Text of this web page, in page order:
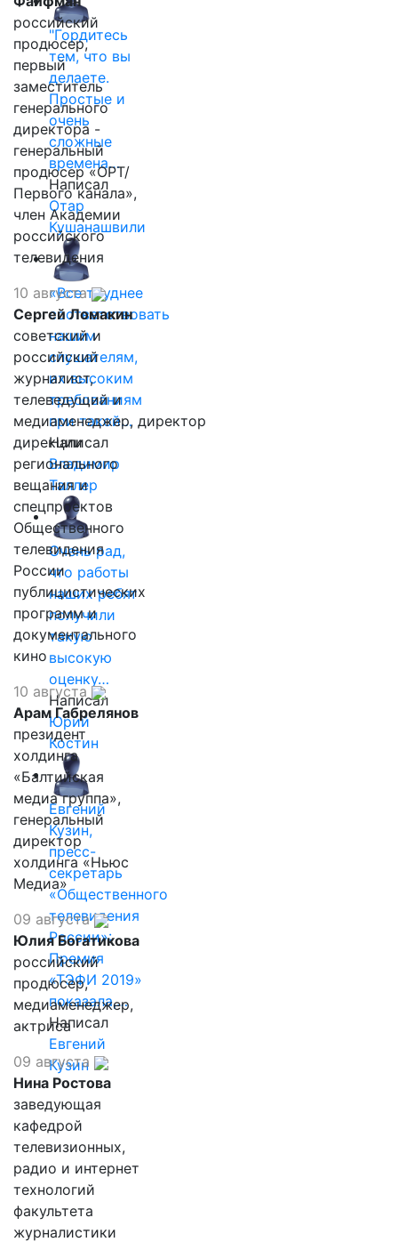
"Гордитесь
тем, что вы
делаете.
Простые и
очень
сложные
времена…
Написал
Отар
Кушанашвили
«Все труднее
соответствовать
нашим
слушателям,
их высоким
требованиям
при такой…
Написал
Владимир
Таллер
Очень рад,
что работы
наших ребят
получили
такую
высокую
оценку…
Написал
Юрий
Костин
Евгений
Кузин,
пресс-
секретарь
«Общественного
телевидения
России»:
Премия
«ТЭФИ 2019»
показала,…
Написал
Евгений
Кузин
российский
продюсер,
первый
заместитель
генерального
директора -
генеральный
продюсер «ОРТ/
Первого канала»,
член Академии
российского
телевидения
10 августа
Сергей Ломакин
советский и
российский
журналист,
телеведущий и
медиаменеджер, директор
дирекции
регионального
вещания и
спецпроектов
Общественного
телевидения
России
публицистических
программ и
документального
кино
10 августа
Арам Габрелянов
президент
холдинга
«Балтийская
медиа группа»,
генеральный
директор
холдинга «Ньюс
Медиа»
09 августа
Юлия Богатикова
российский
продюсер,
медиаменеджер,
актриса
09 августа
Нина Ростова
заведующая
кафедрой
телевизионных,
радио и интернет
технологий
факультета
журналистики